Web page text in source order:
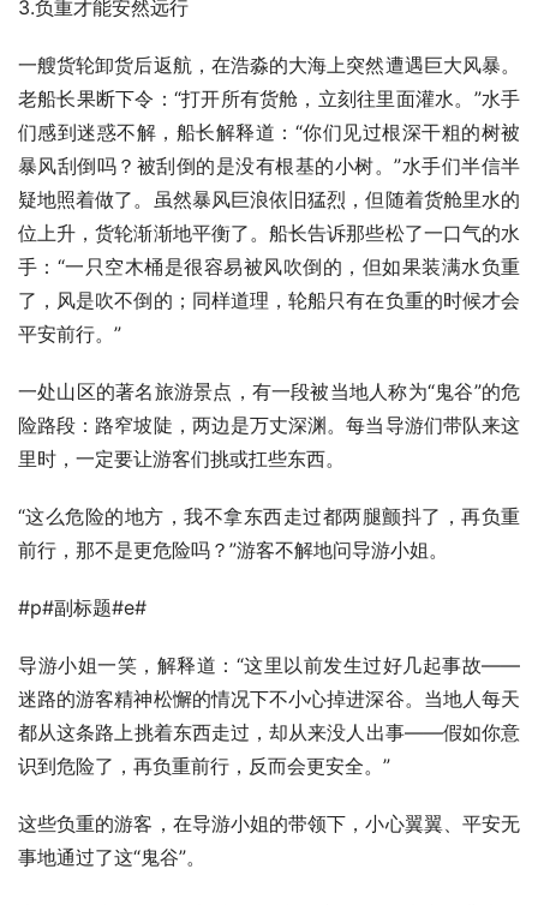
3.负重才能安然远行
一艘货轮卸货后返航，在浩淼的大海上突然遭遇巨大风暴。
老船长果断下令：“打开所有货舱，立刻往里面灌水。”水手
们感到迷惑不解，船长解释道：“你们见过根深干粗的树被
暴风刮倒吗？被刮倒的是没有根基的小树。”水手们半信半
疑地照着做了。虽然暴风巨浪依旧猛烈，但随着货舱里水的
位上升，货轮渐渐地平衡了。船长告诉那些松了一口气的水
手：“一只空木桶是很容易被风吹倒的，但如果装满水负重
了，风是吹不倒的；同样道理，轮船只有在负重的时候才会
平安前行。”
一处山区的著名旅游景点，有一段被当地人称为“鬼谷”的危
险路段：路窄坡陡，两边是万丈深渊。每当导游们带队来这
里时，一定要让游客们挑或扛些东西。
“这么危险的地方，我不拿东西走过都两腿颤抖了，再负重
前行，那不是更危险吗？”游客不解地问导游小姐。
#p#副标题#e#
导游小姐一笑，解释道：“这里以前发生过好几起事故——
迷路的游客精神松懈的情况下不小心掉进深谷。当地人每天
都从这条路上挑着东西走过，却从来没人出事——假如你意
识到危险了，再负重前行，反而会更安全。”
这些负重的游客，在导游小姐的带领下，小心翼翼、平安无
事地通过了这“鬼谷”。